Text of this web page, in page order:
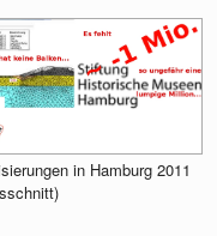
in Hamburg 2011